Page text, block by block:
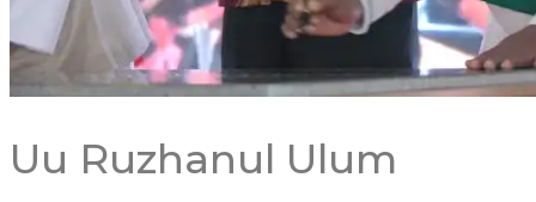
Uu Ruzhanul Ulum